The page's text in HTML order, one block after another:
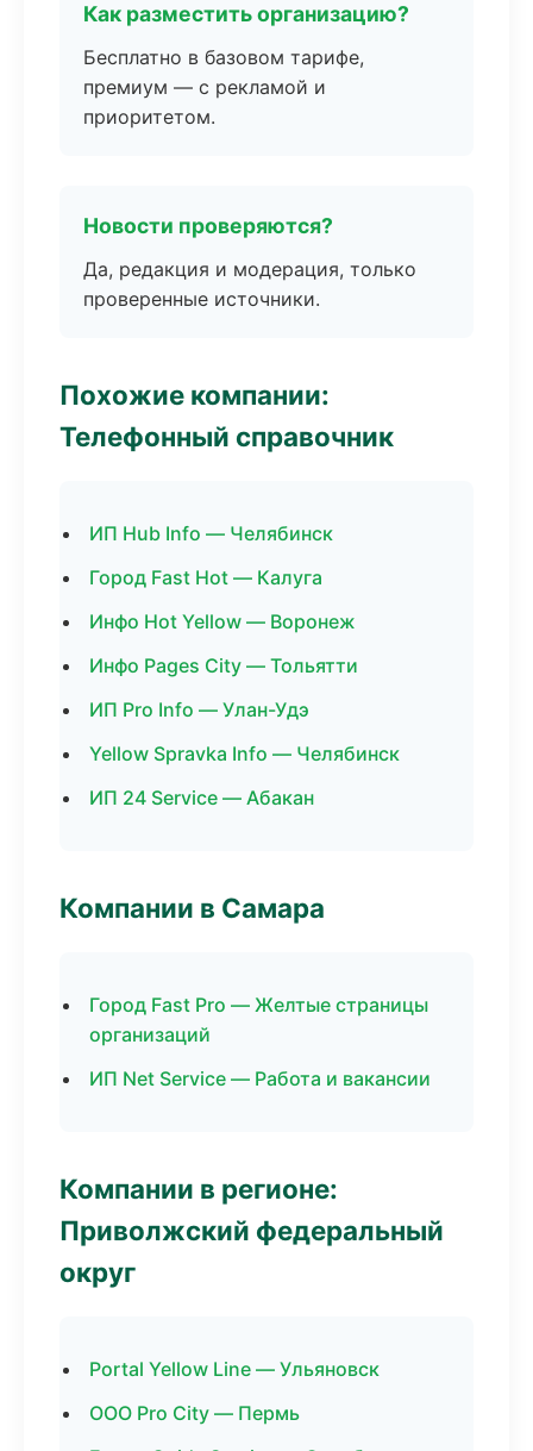
Как разместить организацию?
Бесплатно в базовом тарифе,
премиум — с рекламой и
приоритетом.
Новости проверяются?
Да, редакция и модерация, только
проверенные источники.
Похожие компании:
Телефонный справочник
ИП Hub Info — Челябинск
Город Fast Hot — Калуга
Инфо Hot Yellow — Воронеж
Инфо Pages City — Тольятти
ИП Pro Info — Улан-Удэ
Yellow Spravka Info — Челябинск
ИП 24 Service — Абакан
Компании в Самара
Город Fast Pro — Желтые страницы
организаций
ИП Net Service — Работа и вакансии
Компании в регионе:
Приволжский федеральный
округ
Portal Yellow Line — Ульяновск
ООО Pro City — Пермь